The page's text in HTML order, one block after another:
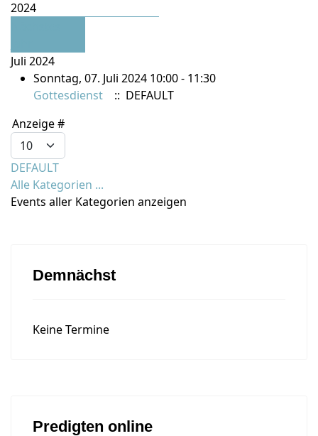
2024
Juli 2024
Sonntag, 07. Juli 2024 10:00 - 11:30
Gottesdienst
:: DEFAULT
Limite der Paginierungsliste
Anzeige #
DEFAULT
Alle Kategorien ...
Events aller Kategorien anzeigen
Demnächst
Keine Termine
Predigten online